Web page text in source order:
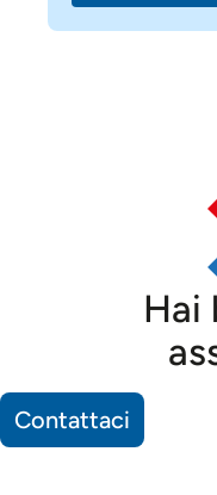
Hai
Contattaci